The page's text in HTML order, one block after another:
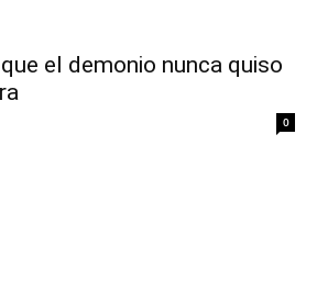
el demonio nunca quiso
0